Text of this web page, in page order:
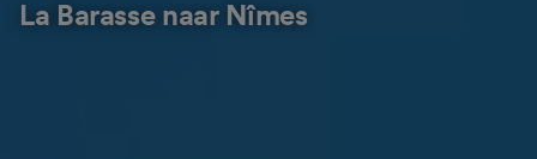
La Barasse naar Nîmes